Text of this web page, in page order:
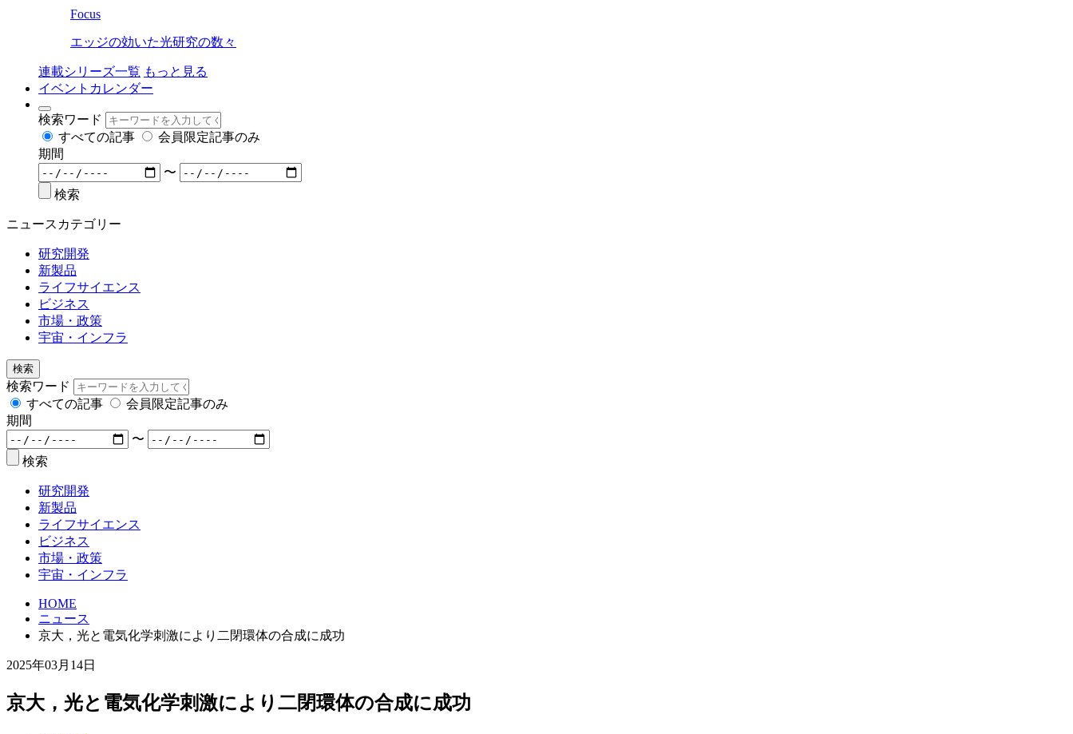
Focus
エッジの効いた光研究の数々
連載シリーズ一覧 もっと見る
イベントカレンダー
検索ワード
すべての記事
会員限定記事のみ
期間
〜
検索
ニュースカテゴリー
研究開発
新製品
ライフサイエンス
ビジネス
市場・政策
宇宙・インフラ
検索
検索ワード
すべての記事
会員限定記事のみ
期間
〜
検索
研究開発
新製品
ライフサイエンス
ビジネス
市場・政策
宇宙・インフラ
HOME
ニュース
京大，光と電気化学刺激により二閉環体の合成に成功
2025年03月14日
京大，光と電気化学刺激により二閉環体の合成に成功